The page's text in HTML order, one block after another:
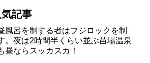
記事
風呂を制する者はフジロックを制
。夜は2時間半くらい並ぶ苗場温泉
昼ならスッカスカ！